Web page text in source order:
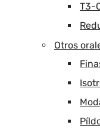
T3-
Otros